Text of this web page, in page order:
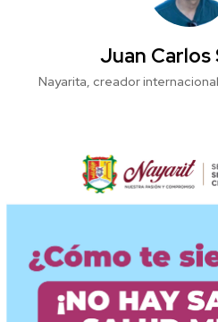
Juan Carlos
Nayarita, creador